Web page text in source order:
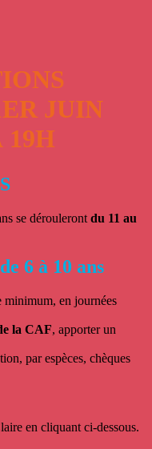
JUIN
19H
se dérouleront du 11 au
6 à 10 ans
minimum, en journées
la CAF, apporter un
par espèces, chèques
en cliquant ci-dessous.